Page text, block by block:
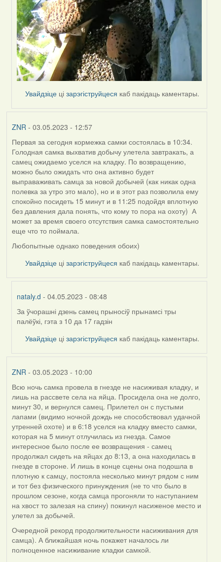
Увайдзіце цізарэгіструйцеся каб пакідаць каментары.
ZNR- 03.05.2023 - 12:57
Первая за сегодня кормежка самки состоялась в 10:34.
Голодная самка выхватив добычу улетела завтракать, а
самец ожидаемо уселся на кладку. По возвращению,
можно было ожидать что она активно будет
выправаживать самца за новой добычей (как никак одна
полевка за утро это мало), но и в этот раз позволила ему
спокойно посидеть 15 минут и в 11:25 подойдя вплотную
без давления дала понять, что кому то пора на охоту) А
может за время своего отсутствия самка самостоятельно
еще что то поймала.
Любопытные однако поведения обоих)
Увайдзіце цізарэгіструйцеся каб пакідаць каментары.
nataly.d - 04.05.2023 - 08:48
In
reply
ZNR
За ўчорашні дзень самец прыносіў прынамсі тры
палёўкі, гэта з 10 да 17 гадзін
Увайдзіце цізарэгіструйцеся каб пакідаць каментары.
ZNR- 03.05.2023 - 10:00
Всю ночь самка провела в гнезде не насиживая кладку, и
лишь на рассвете села на яйца. Просидела она не долго,
минут 30, и вернулся самец. Прилетел он с пустыми
лапами (видимо ночной дождь не способствовал удачной
утренней охоте) и в 6:18 уселся на кладку вместо самки,
которая на 5 минут отлучилась из гнезда. Самое
интересное было после ее возвращения - самец
продолжал сидеть на яйцах до 8:13, а она находилась в
гнезде в стороне. И лишь в конце сцены она подошла в
плотную к самцу, постояла несколько минут рядом с ним
и тот без физического принуждения (не то что было в
прошлом сезоне, когда самца прогоняли то наступанием
на хвост то залезая на спину) покинул насиженое место и
улетел за добычей.
Очередной рекорд продолжительности насиживания для
самца). А ближайшая ночь покажет началось ли
полноценное насиживание кладки самкой.